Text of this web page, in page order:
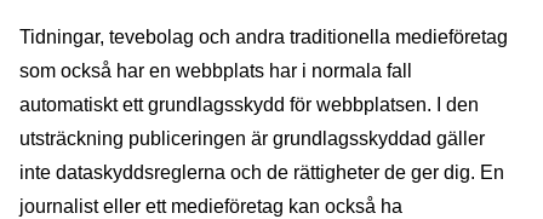
Tidningar, tevebolag och andra traditionella medieföretag
som också har en webbplats har i normala fall
automatiskt ett grundlagsskydd för webbplatsen. I den
utsträckning publiceringen är grundlagsskyddad gäller
inte dataskyddsreglerna och de rättigheter de ger dig. En
journalist eller ett medieföretag kan också ha